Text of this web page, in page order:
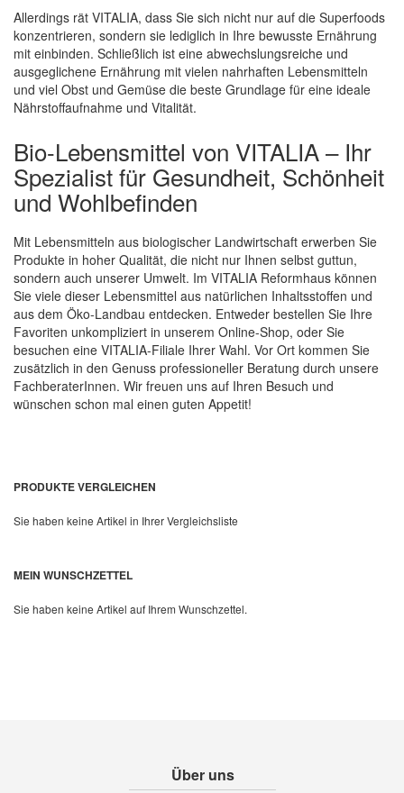
Allerdings rät VITALIA, dass Sie sich nicht nur auf die Superfoods
konzentrieren, sondern sie lediglich in Ihre bewusste Ernährung
mit einbinden. Schließlich ist eine abwechslungsreiche und
ausgeglichene Ernährung mit vielen nahrhaften Lebensmitteln
und viel Obst und Gemüse die beste Grundlage für eine ideale
Nährstoffaufnahme und Vitalität.
Bio-Lebensmittel von VITALIA – Ihr
Spezialist für Gesundheit, Schönheit
und Wohlbefinden
Mit Lebensmitteln aus biologischer Landwirtschaft erwerben Sie
Produkte in hoher Qualität, die nicht nur Ihnen selbst guttun,
sondern auch unserer Umwelt. Im VITALIA Reformhaus können
Sie viele dieser Lebensmittel aus natürlichen Inhaltsstoffen und
aus dem Öko-Landbau entdecken. Entweder bestellen Sie Ihre
Favoriten unkompliziert in unserem Online-Shop, oder Sie
besuchen eine VITALIA-Filiale Ihrer Wahl. Vor Ort kommen Sie
zusätzlich in den Genuss professioneller Beratung durch unsere
FachberaterInnen. Wir freuen uns auf Ihren Besuch und
wünschen schon mal einen guten Appetit!
PRODUKTE VERGLEICHEN
Sie haben keine Artikel in Ihrer Vergleichsliste
MEIN WUNSCHZETTEL
Sie haben keine Artikel auf Ihrem Wunschzettel.
Über uns